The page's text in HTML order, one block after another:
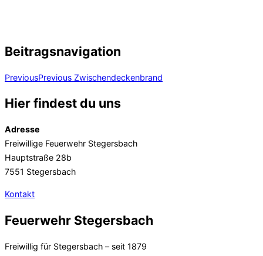
Beitragsnavigation
PreviousPrevious Zwischendeckenbrand
Hier findest du uns
Adresse
Freiwillige Feuerwehr Stegersbach
Hauptstraße 28b
7551 Stegersbach
Kontakt
Feuerwehr Stegersbach
Freiwillig für Stegersbach – seit 1879